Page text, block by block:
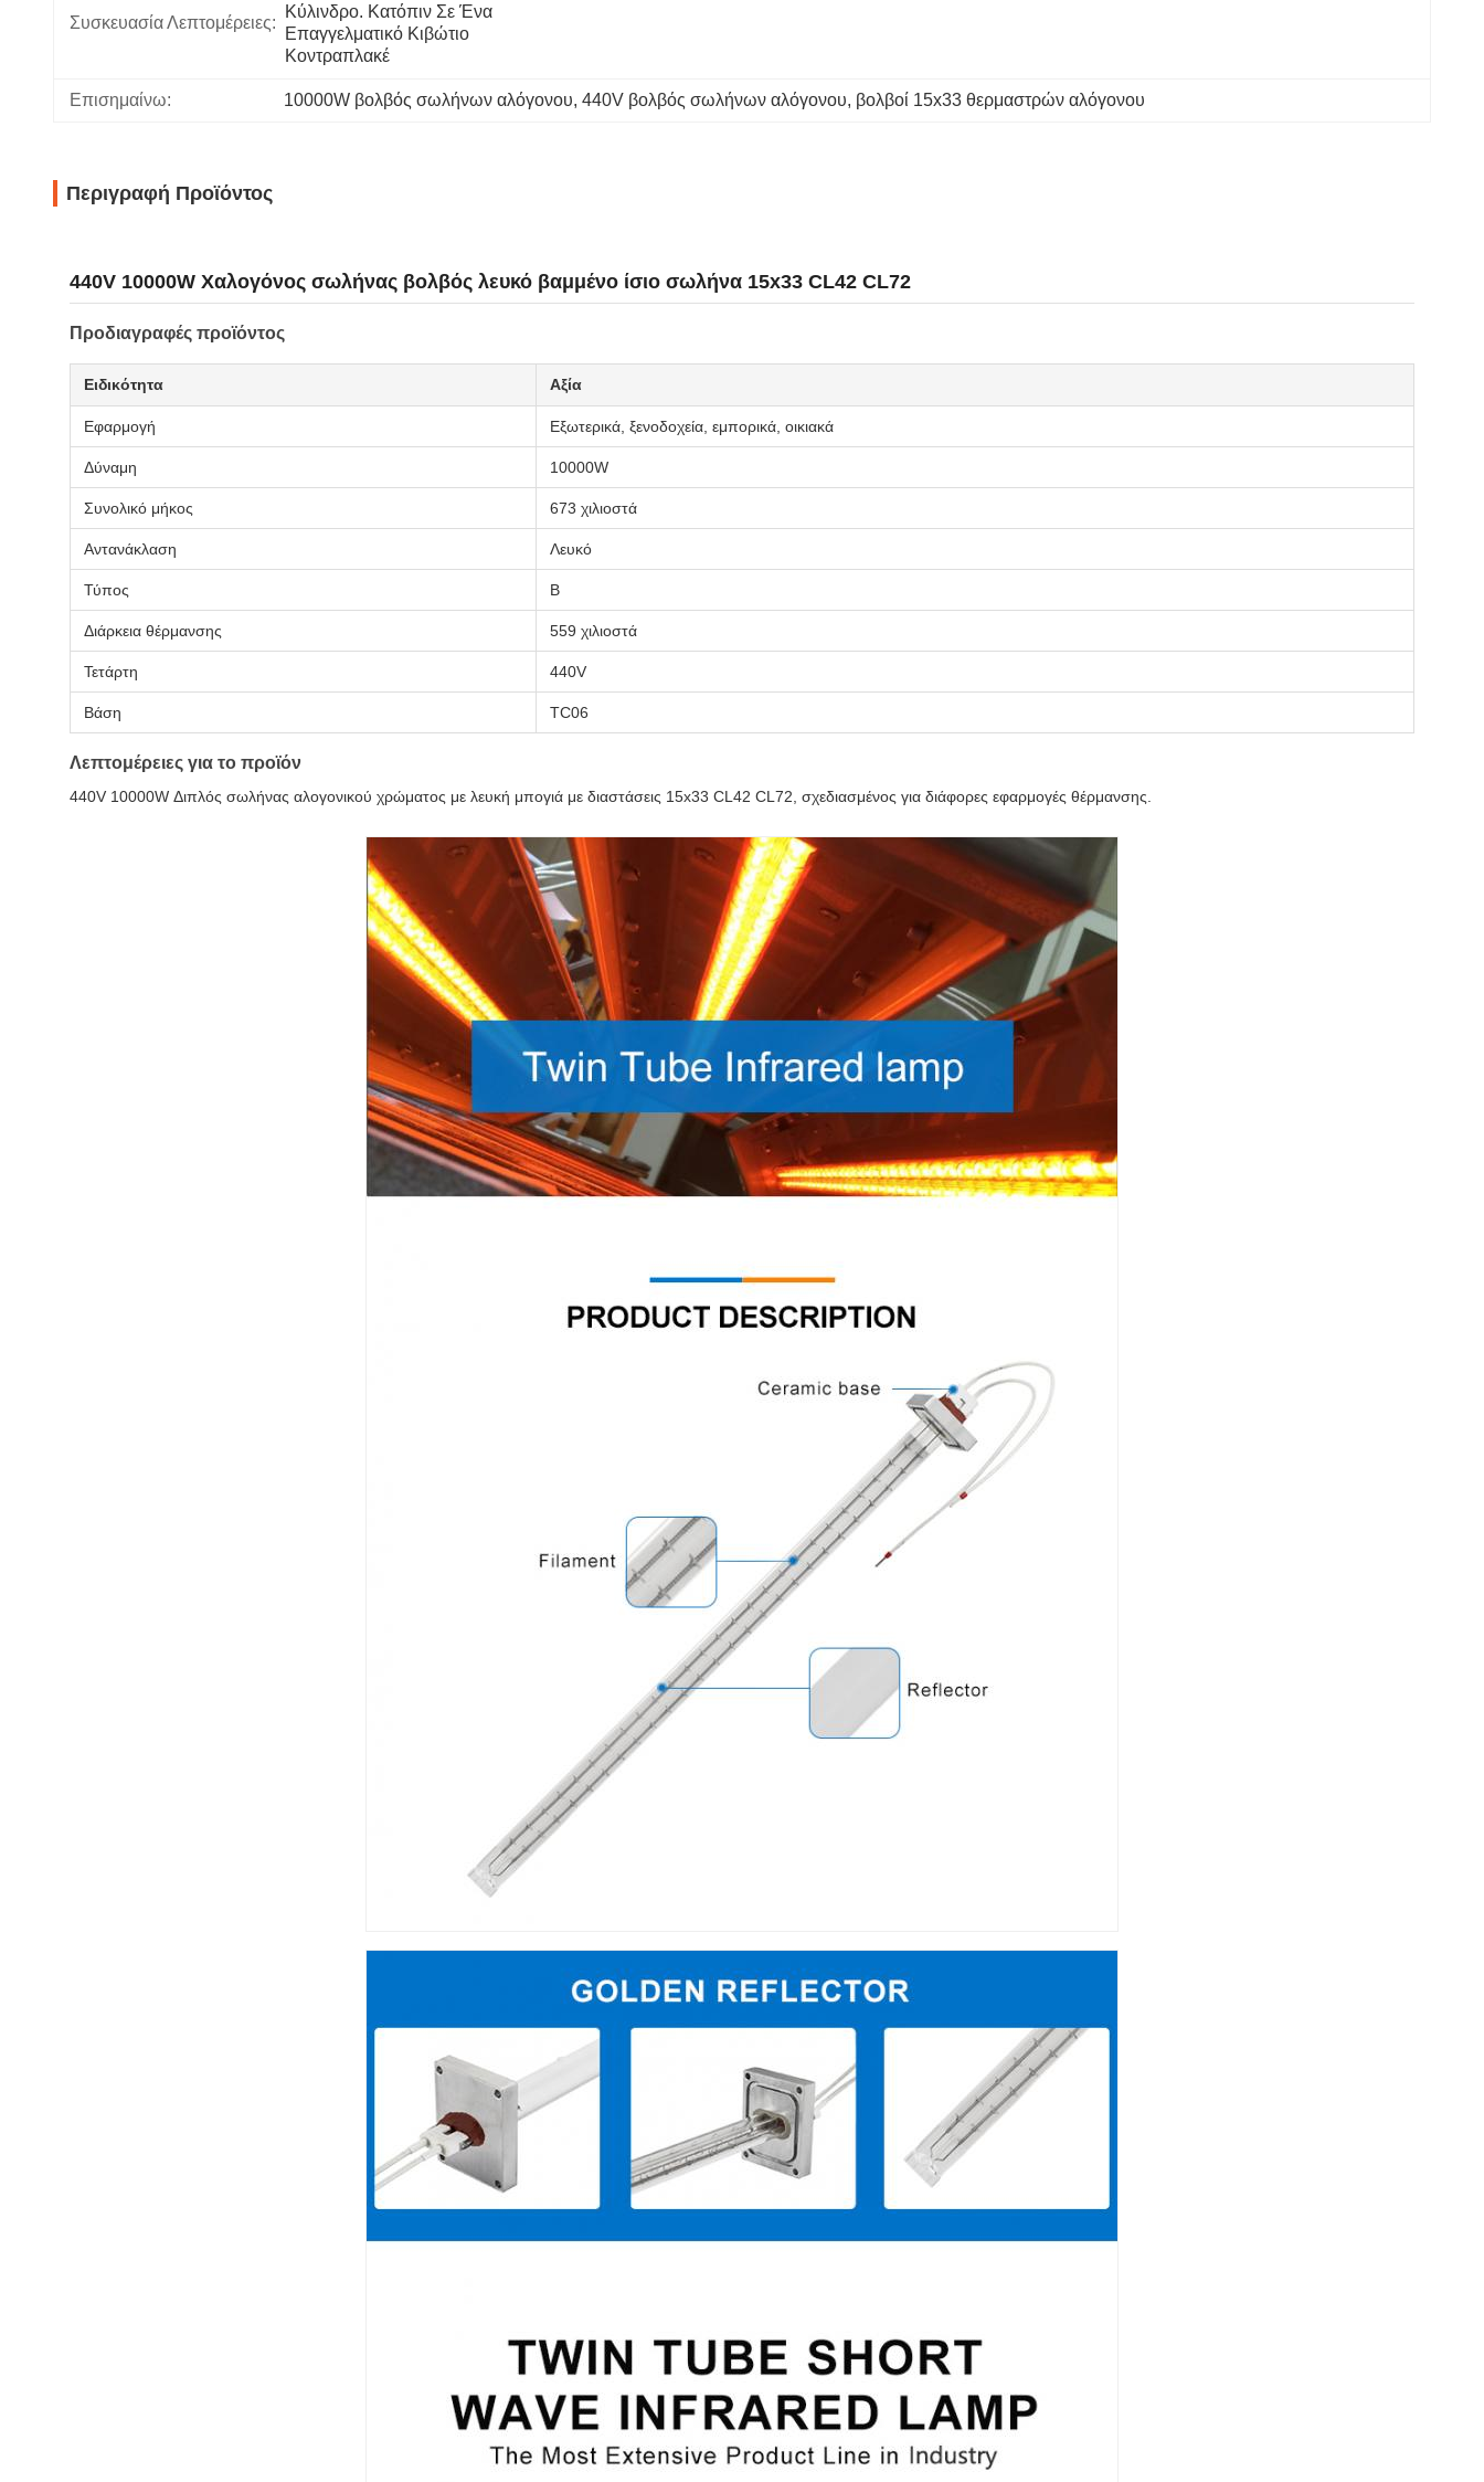
Συσκευασία Λεπτομέρειες:
Κύλινδρο. Κατόπιν Σε Ένα
Επαγγελματικό Κιβώτιο
Κοντραπλακέ
Επισημαίνω: 10000W βολβός σωλήνων αλόγονου, 440V βολβός σωλήνων αλόγονου, βολβοί 15x33 θερμαστρών αλόγονου
Περιγραφή Προϊόντος
440V 10000W Χαλογόνος σωλήνας βολβός λευκό βαμμένο ίσιο σωλήνα 15x33 CL42 CL72
Προδιαγραφές προϊόντος
Ειδικότητα Αξία
Εφαρμογή Εξωτερικά, ξενοδοχεία, εμπορικά, οικιακά
Δύναμη 10000W
Συνολικό μήκος 673 χιλιοστά
Αντανάκλαση Λευκό
Τύπος Β
Διάρκεια θέρμανσης 559 χιλιοστά
Τετάρτη 440V
Βάση TC06
Λεπτομέρειες για το προϊόν
440V 10000W Διπλός σωλήνας αλογονικού χρώματος με λευκή μπογιά με διαστάσεις 15x33 CL42 CL72, σχεδιασμένος για διάφορες εφαρμογές θέρμανσης.